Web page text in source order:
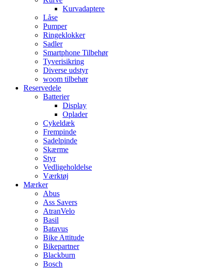
Kurvadaptere
Låse
Pumper
Ringeklokker
Sadler
Smartphone Tilbehør
Tyverisikring
Diverse udstyr
woom tilbehør
Reservedele
Batterier
Display
Oplader
Cykeldæk
Frempinde
Sadelpinde
Skærme
Styr
Vedligeholdelse
Værktøj
Mærker
Abus
Ass Savers
AtranVelo
Basil
Batavus
Bike Attitude
Bikepartner
Blackburn
Bosch